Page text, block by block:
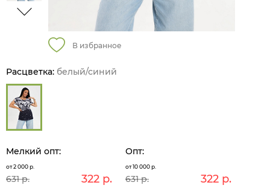
В избранное
Расцветка: белый/синий
Мелкий опт:
от 2 000 р.
631 р. 322 р.
Опт:
от 10 000 р.
631 р. 322 р.